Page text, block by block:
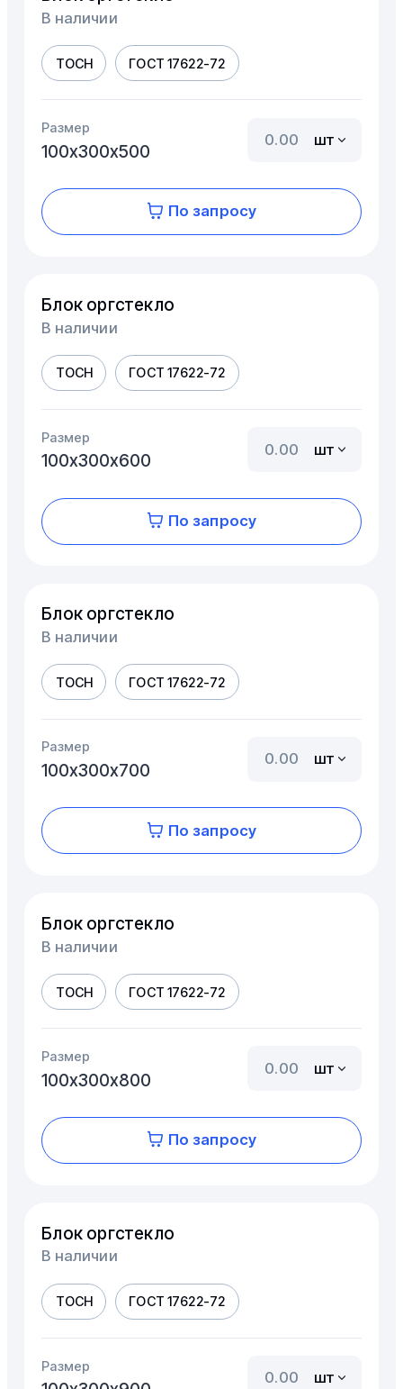
В наличии
ТОСН ГОСТ 17622-72
Размер
100х300х500
шт
По запросу
Блок оргстекло
В наличии
ТОСН ГОСТ 17622-72
Размер
100х300х600
шт
По запросу
Блок оргстекло
В наличии
ТОСН ГОСТ 17622-72
Размер
100х300х700
шт
По запросу
Блок оргстекло
В наличии
ТОСН ГОСТ 17622-72
Размер
100х300х800
шт
По запросу
Блок оргстекло
В наличии
ТОСН ГОСТ 17622-72
Размер
шт